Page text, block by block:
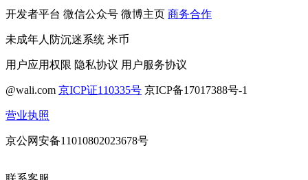
开发者平台 微信公众号 微博主页 商务合作
未成年人防沉迷系统 米币
用户应用权限 隐私协议 用户服务协议
@wali.com 京ICP证110335号 京ICP备17017388号-1
营业执照
京公网安备11010802023678号